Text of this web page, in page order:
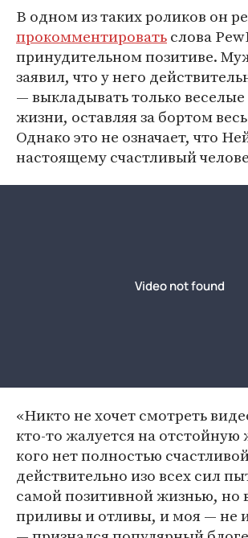
В одном из таких роликов он
прокомментироватьслова
принудительном позитиве.
заявил, что у него
— выкладывать только
жизни, оставляя за бортом
Однако это не означает, что
настоящему счастливый
«Никто не хочет смотреть
кто-то жалуется на
кого нет полностью
действительно изо всех сил
самой позитивной жизнью, но
приливы и отливы, и моя — не